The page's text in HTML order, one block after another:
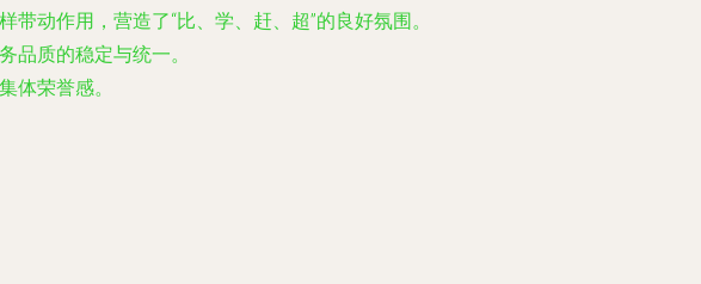
动作用，营造了“比、学、赶、超”的良好氛围。
品质的稳定与统一。
体荣誉感。